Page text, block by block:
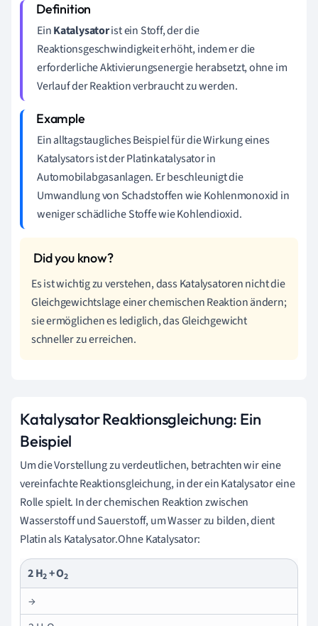
EinKatalysatorist ein Stoff, der die
Reaktionsgeschwindigkeit erhöht, indem er die
erforderliche Aktivierungsenergie herabsetzt, ohne im
Verlauf der Reaktion verbraucht zu werden.
Ein alltagstaugliches Beispiel für die Wirkung eines
Katalysators ist der Platinkatalysator in
Automobilabgasanlagen. Er beschleunigt die
Umwandlung von Schadstoffen wie Kohlenmonoxid in
weniger schädliche Stoffe wie Kohlendioxid.
Es ist wichtig zu verstehen, dass Katalysatoren nicht die
Gleichgewichtslage einer chemischen Reaktion ändern;
sie ermöglichen es lediglich, das Gleichgewicht
schneller zu erreichen.
Katalysator Reaktionsgleichung: Ein
Beispiel
Um die Vorstellung zu verdeutlichen, betrachten wir eine
vereinfachte Reaktionsgleichung, in der ein Katalysator eine
Rolle spielt. In der chemischen Reaktion zwischen
Wasserstoff und Sauerstoff, um Wasser zu bilden, dient
Platin als Katalysator.Ohne Katalysator:
2 H2+ O2
→